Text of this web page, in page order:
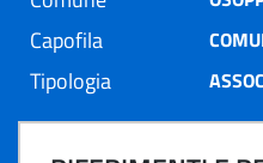
Capofila
Tipologia